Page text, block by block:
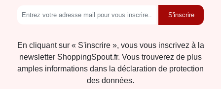
S'inscrire
En cliquant sur « S'inscrire », vous vous inscrivez à la
newsletter ShoppingSpout.fr. Vous trouverez de plus
amples informations dans la déclaration de protection
des données.